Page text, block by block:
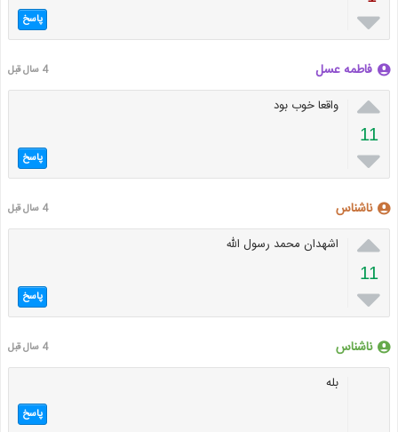
 پاسخ
فاطمه عسل 4 سال قبل

11

واقعا خوب بود
پاسخ
ناشناس 4 سال قبل

11

اشهدان محمد رسول الله
پاسخ
ناشناس 4 سال قبل
بله
پاسخ